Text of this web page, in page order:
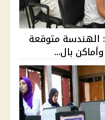
تنسيق علمي رياضة 2026: الهندسة متوقعة